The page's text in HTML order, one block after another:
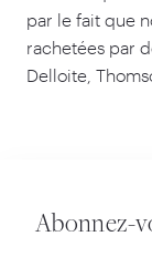
par le fait que
rachetées par
Delloite,
Abonnez-